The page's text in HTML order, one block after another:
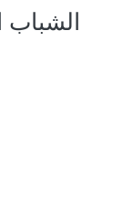
الشباب